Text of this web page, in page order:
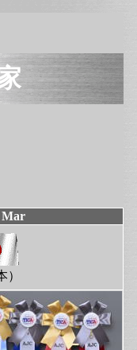
Mar
）